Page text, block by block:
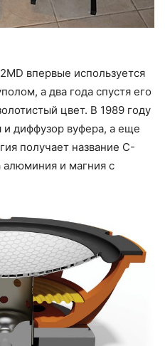
впервые используется
а два года спустя его
цвет. В 1989 году
и диффузор вуфера, а еще
получает название C-
алюминия и магния с